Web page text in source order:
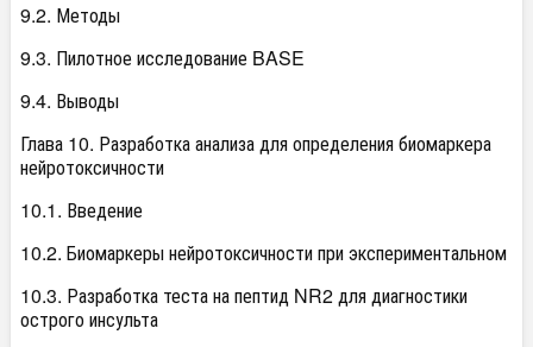
9.2. Методы
9.3. Пилотное исследование BASE
9.4. Выводы
Глава 10. Разработка анализа для определения биомаркера
нейротоксичности
10.1. Введение
10.2. Биомаркеры нейротоксичности при экспериментальном
10.3. Разработка теста на пептид NR2 для диагностики
острого инсульта